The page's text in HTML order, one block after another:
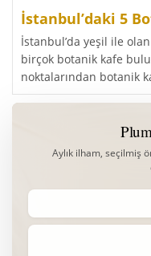
İstanbul’daki 5
İstanbul’da yeşil ile
birçok botanik kafe
noktalarından botanik
Aylık ilham, seçilmiş